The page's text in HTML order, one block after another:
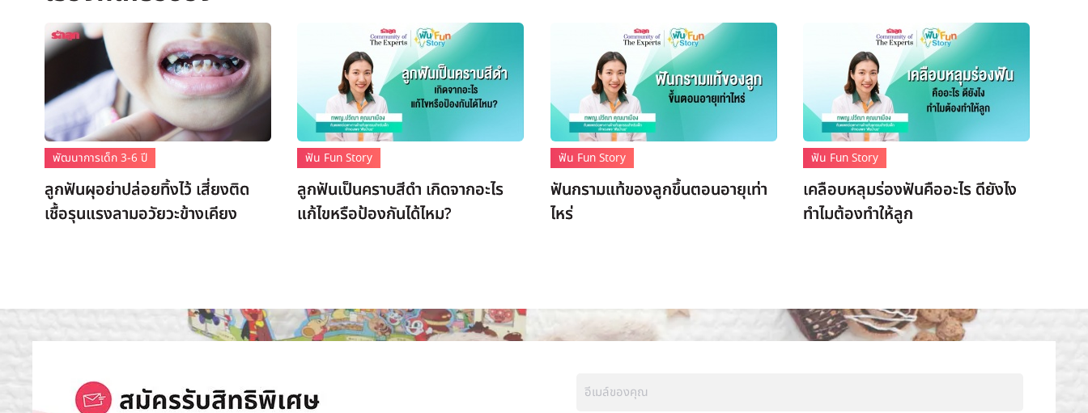
พัฒนาการเด็ก 3-6 ปี
ลูกฟันผุอย่าปล่อยทิ้งไว้ เสี่ยงติด
เชื้อรุนแรงลามอวัยวะข้างเคียง
ฟัน Fun Story
ลูกฟันเป็นคราบสีดำ เกิดจากอะไร
แก้ไขหรือป้องกันได้ไหม?
ฟัน Fun Story
ฟันกรามแท้ของลูกขึ้นตอนอายุเท่า
ไหร่
ฟัน Fun Story
เคลือบหลุมร่องฟันคืออะไร ดียังไง
ทำไมต้องทำให้ลูก